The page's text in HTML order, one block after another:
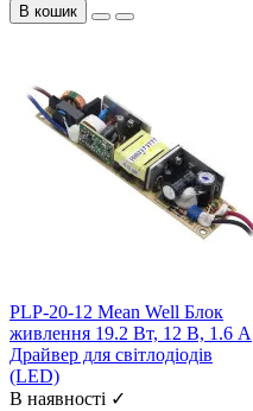
В кошик
PLP-20-12 Mean Well Блок
живлення 19.2 Вт, 12 В, 1.6 А
Драйвер для світлодіодів
(LED)
В наявності ✓